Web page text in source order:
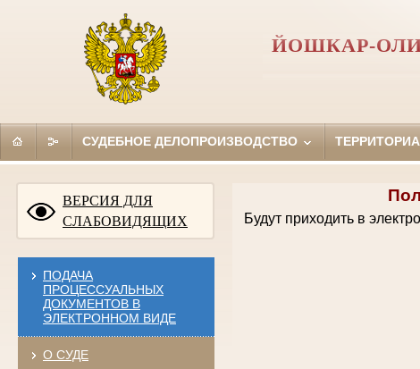
ЙОШКАР-
СУДЕБНОЕ ДЕЛОПРОИЗВОДСТВО
ВЕРСИЯ ДЛЯ
СЛАБОВИДЯЩИХ
ПОДАЧА
ПРОЦЕССУАЛЬНЫХ
ДОКУМЕНТОВ В
ЭЛЕКТРОННОМ ВИДЕ
О СУДЕ
Будут приходить в